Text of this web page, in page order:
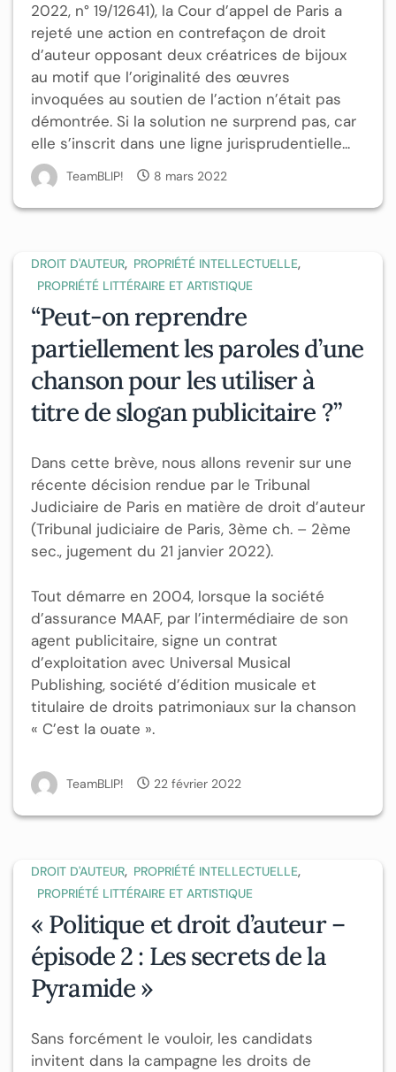
2022, n° 19/12641), la Cour d’appel de Paris a
rejeté une action en contrefaçon de droit
d’auteur opposant deux créatrices de bijoux
au motif que l’originalité des œuvres
invoquées au soutien de l’action n’était pas
démontrée. Si la solution ne surprend pas, car
elle s’inscrit dans une ligne jurisprudentielle...
TeamBLIP! 8 mars 2022
DROIT D'AUTEUR, PROPRIÉTÉ INTELLECTUELLE,
PROPRIÉTÉ LITTÉRAIRE ET ARTISTIQUE
“Peut-on reprendre
partiellement les paroles d’une
chanson pour les utiliser à
titre de slogan publicitaire ?”
Dans cette brève, nous allons revenir sur une
récente décision rendue par le Tribunal
Judiciaire de Paris en matière de droit d’auteur
(Tribunal judiciaire de Paris, 3ème ch. – 2ème
sec., jugement du 21 janvier 2022).
Tout démarre en 2004, lorsque la société
d’assurance MAAF, par l’intermédiaire de son
agent publicitaire, signe un contrat
d’exploitation avec Universal Musical
Publishing, société d’édition musicale et
titulaire de droits patrimoniaux sur la chanson
« C’est la ouate ».
TeamBLIP! 22 février 2022
DROIT D'AUTEUR, PROPRIÉTÉ INTELLECTUELLE,
PROPRIÉTÉ LITTÉRAIRE ET ARTISTIQUE
« Politique et droit d’auteur –
épisode 2 : Les secrets de la
Pyramide »
Sans forcément le vouloir, les candidats
invitent dans la campagne les droits de